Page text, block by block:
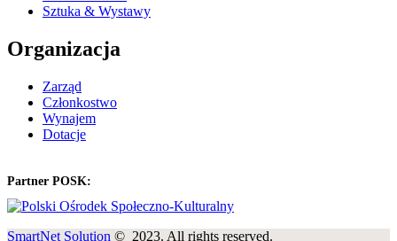
Sztuka & Wystawy
Organizacja
Zarząd
Członkostwo
Wynajem
Dotacje
Partner POSK:
SmartNet Solution © 2023. All rights reserved.